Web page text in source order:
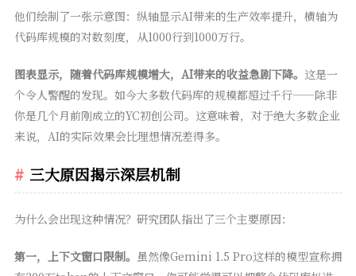
他们绘制了一张示意图：纵轴显示AI带来的生产效率提升，横轴为
代码库规模的对数刻度，从1000行到1000万行。
图表显示，随着代码库规模增大，AI带来的收益急剧下降。 这是一
个令人警醒的发现。如今大多数代码库的规模都超过千行——除非
你是几个月前刚成立的YC初创公司。这意味着，对于绝大多数企业
来说，AI的实际效果会比理想情况差得多。
三大原因揭示深层机制
为什么会出现这种情况？研究团队指出了三个主要原因：
第一，上下文窗口限制。 虽然像Gemini 1.5 Pro这样的模型宣称拥